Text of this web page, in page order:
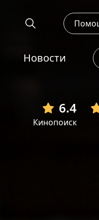
Новости
6.4
Кинопоиск